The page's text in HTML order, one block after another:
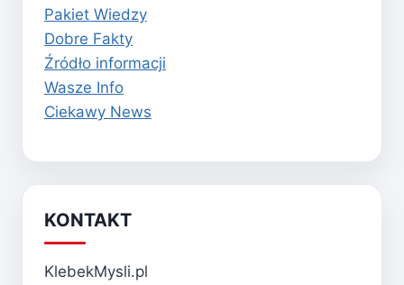
Pakiet Wiedzy
Dobre Fakty
Źródło informacji
Wasze Info
Ciekawy News
KONTAKT
KlebekMysli.pl